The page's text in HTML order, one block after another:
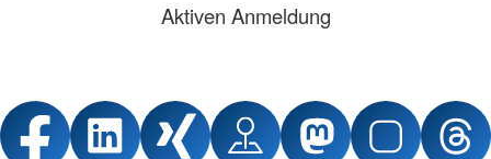
Aktiven Anmeldung